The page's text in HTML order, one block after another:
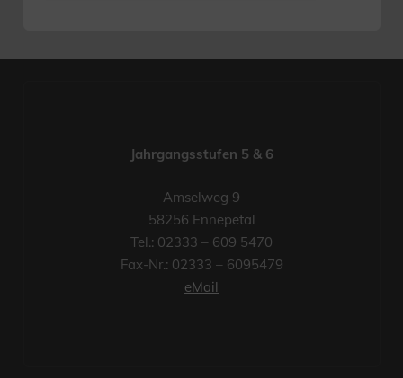
Jahrgangsstufen 5 & 6
Amselweg 9
58256 Ennepetal
Tel.: 02333 – 609 5470
Fax-Nr.: 02333 – 6095479
eMail